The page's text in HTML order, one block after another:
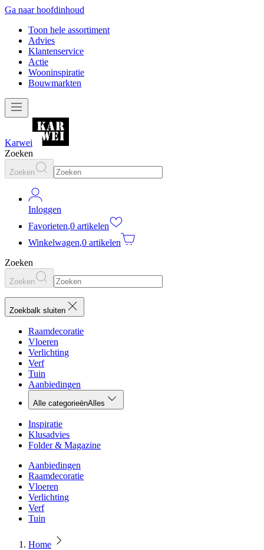
Ga naar hoofdinhoud
Toon hele assortiment
Advies
Klantenservice
Actie
Wooninspiratie
Bouwmarkten
Karwei
Zoeken
Zoeken
Inloggen
Favorieten,0 artikelen
Winkelwagen,0 artikelen
Zoeken
Zoeken
Zoekbalk sluiten
Raamdecoratie
Vloeren
Verlichting
Verf
Tuin
Aanbiedingen
Alle categorieënAlles
Inspiratie
Klusadvies
Folder & Magazine
Aanbiedingen
Raamdecoratie
Vloeren
Verlichting
Verf
Tuin
Home